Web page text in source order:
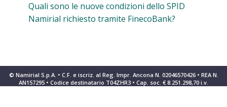
Quali sono le nuove condizioni dello SPID
Namirial richiesto tramite FinecoBank?
© Namirial S.p.A. • C.F. e iscriz. al Reg. Impr. Ancona N. 02046570426 • REA N.
AN157295 • Codice destinatario T04ZHR3 • Cap. soc. € 8.251.298,70 i.v.